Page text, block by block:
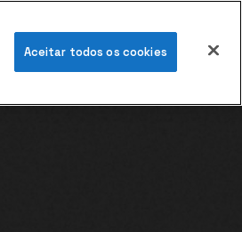
PEDIR PROPOSTA
Aceitar todos os cookies